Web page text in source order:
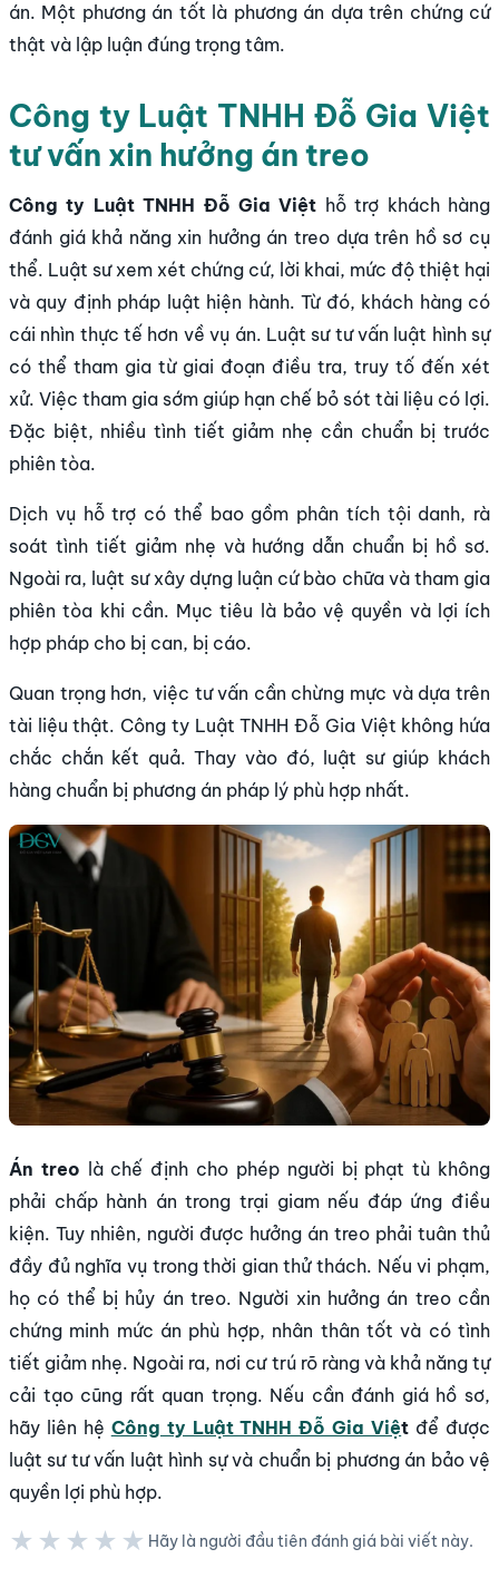
án. Một phương án tốt là phương án dựa trên chứng cứ
thật và lập luận đúng trọng tâm.
Công ty Luật TNHH Đỗ Gia Việt
tư vấn xin hưởng án treo
Công ty Luật TNHH Đỗ Gia Việt hỗ trợ khách hàng
đánh giá khả năng xin hưởng án treo dựa trên hồ sơ cụ
thể. Luật sư xem xét chứng cứ, lời khai, mức độ thiệt hại
và quy định pháp luật hiện hành. Từ đó, khách hàng có
cái nhìn thực tế hơn về vụ án. Luật sư tư vấn luật hình sự
có thể tham gia từ giai đoạn điều tra, truy tố đến xét
xử. Việc tham gia sớm giúp hạn chế bỏ sót tài liệu có lợi.
Đặc biệt, nhiều tình tiết giảm nhẹ cần chuẩn bị trước
phiên tòa.
Dịch vụ hỗ trợ có thể bao gồm phân tích tội danh, rà
soát tình tiết giảm nhẹ và hướng dẫn chuẩn bị hồ sơ.
Ngoài ra, luật sư xây dựng luận cứ bào chữa và tham gia
phiên tòa khi cần. Mục tiêu là bảo vệ quyền và lợi ích
hợp pháp cho bị can, bị cáo.
Quan trọng hơn, việc tư vấn cần chừng mực và dựa trên
tài liệu thật. Công ty Luật TNHH Đỗ Gia Việt không hứa
chắc chắn kết quả. Thay vào đó, luật sư giúp khách
hàng chuẩn bị phương án pháp lý phù hợp nhất.
Án treo là chế định cho phép người bị phạt tù không
phải chấp hành án trong trại giam nếu đáp ứng điều
kiện. Tuy nhiên, người được hưởng án treo phải tuân thủ
đầy đủ nghĩa vụ trong thời gian thử thách. Nếu vi phạm,
họ có thể bị hủy án treo. Người xin hưởng án treo cần
chứng minh mức án phù hợp, nhân thân tốt và có tình
tiết giảm nhẹ. Ngoài ra, nơi cư trú rõ ràng và khả năng tự
cải tạo cũng rất quan trọng. Nếu cần đánh giá hồ sơ,
hãy liên hệ Công ty Luật TNHH Đỗ Gia Việt để được
luật sư tư vấn luật hình sự và chuẩn bị phương án bảo vệ
quyền lợi phù hợp.
★★★★★ Hãy là người đầu tiên đánh giá bài viết này.